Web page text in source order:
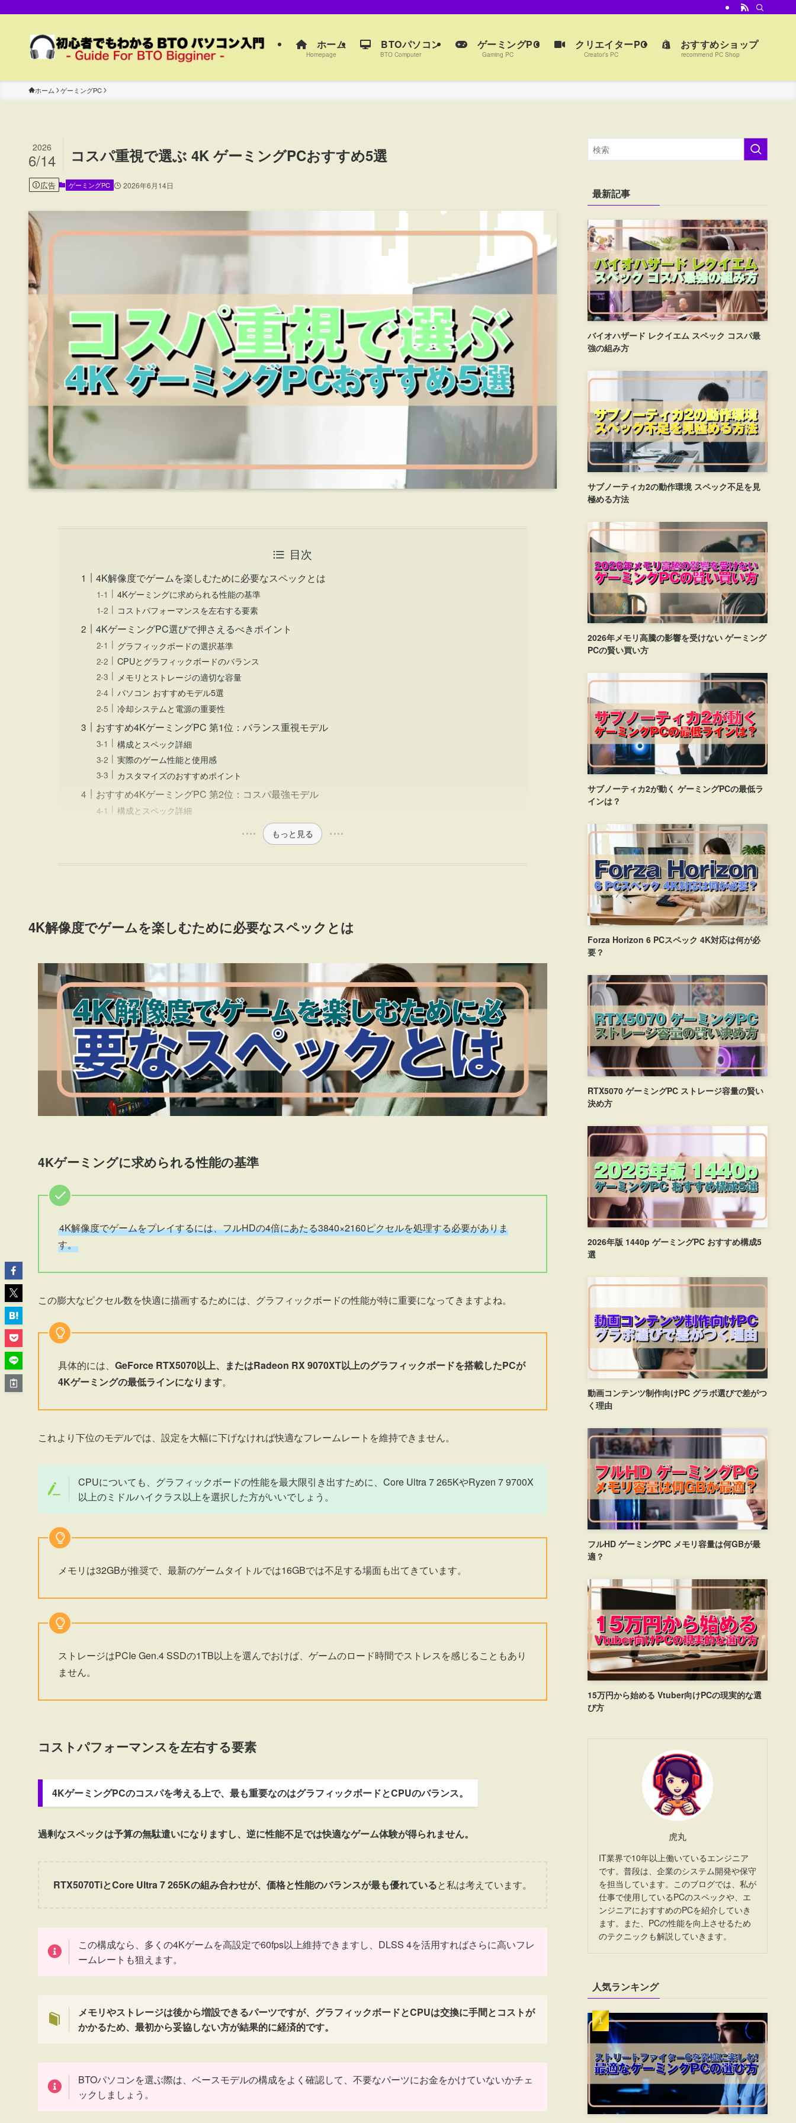
ホーム
Homepage
BTOパソコン
BTO Computer
ゲーミングPC
Gaming PC
クリエイターPC
Creator’s PC
おすすめショップ
recommend PC Shop
ホーム ゲーミングPC
コスパ重視で選ぶ 4K ゲーミングPCおすすめ5選
2026
6/14
広告 ゲーミングPC 2026年6月14日
目次
4K解像度でゲームを楽しむために必要なスペックとは
4Kゲーミングに求められる性能の基準
コストパフォーマンスを左右する要素
4KゲーミングPC選びで押さえるべきポイント
グラフィックボードの選択基準
CPUとグラフィックボードのバランス
メモリとストレージの適切な容量
パソコン おすすめモデル5選
冷却システムと電源の重要性
おすすめ4KゲーミングPC 第1位：バランス重視モデル
構成とスペック詳細
実際のゲーム性能と使用感
カスタマイズのおすすめポイント
おすすめ4KゲーミングPC 第2位：コスパ最強モデル
構成とスペック詳細
もっと見る
4K解像度でゲームを楽しむために必要なスペックとは
4Kゲーミングに求められる性能の基準
4K解像度でゲームをプレイするには、フルHDの4倍にあたる3840×2160ピクセルを処理する必要がありま
す。
この膨大なピクセル数を快適に描画するためには、グラフィックボードの性能が特に重要になってきますよね。
具体的には、 GeForce RTX5070以上、またはRadeon RX 9070XT以上のグラフィックボードを搭載したPCが
4Kゲーミングの最低ラインになります。
これより下位のモデルでは、設定を大幅に下げなければ快適なフレームレートを維持できません。
CPUについても、グラフィックボードの性能を最大限引き出すために、Core Ultra 7 265KやRyzen 7 9700X
以上のミドルハイクラス以上を選択した方がいいでしょう。
メモリは32GBが推奨で、最新のゲームタイトルでは16GBでは不足する場面も出てきています。
ストレージはPCIe Gen.4 SSDの1TB以上を選んでおけば、ゲームのロード時間でストレスを感じることもあり
ません。
コストパフォーマンスを左右する要素
4KゲーミングPCのコスパを考える上で、最も重要なのはグラフィックボードとCPUのバランス。
過剰なスペックは予算の無駄遣いになりますし、逆に性能不足では快適なゲーム体験が得られません。
RTX5070TiとCore Ultra 7 265Kの組み合わせが、価格と性能のバランスが最も優れていると私は考えています。
この構成なら、多くの4Kゲームを高設定で60fps以上維持できますし、DLSS 4を活用すればさらに高いフレ
ームレートも狙えます。
メモリやストレージは後から増設できるパーツですが、グラフィックボードとCPUは交換に手間とコストが
かかるため、最初から妥協しない方が結果的に経済的です。
BTOパソコンを選ぶ際は、ベースモデルの構成をよく確認して、不要なパーツにお金をかけていないかチェ
ックしましょう。
最新記事
バイオハザード レクイエム スペック コスパ最
強の組み方
サブノーティカ2の動作環境 スペック不足を見
極める方法
2026年メモリ高騰の影響を受けない ゲーミング
PCの賢い買い方
サブノーティカ2が動く ゲーミングPCの最低ラ
インは？
Forza Horizon 6 PCスペック 4K対応は何が必
要？
RTX5070 ゲーミングPC ストレージ容量の賢い
決め方
2026年版 1440p ゲーミングPC おすすめ構成5
選
動画コンテンツ制作向けPC グラボ選びで差がつ
く理由
フルHD ゲーミングPC メモリ容量は何GBが最
適？
15万円から始める Vtuber向けPCの現実的な選
び方
虎丸
IT業界で10年以上働いているエンジニア
です。普段は、企業のシステム開発や保守
を担当しています。このブログでは、私が
仕事で使用しているPCのスペックや、エ
ンジニアにおすすめのPCを紹介していき
ます。また、PCの性能を向上させるため
のテクニックも解説していきます。
人気ランキング